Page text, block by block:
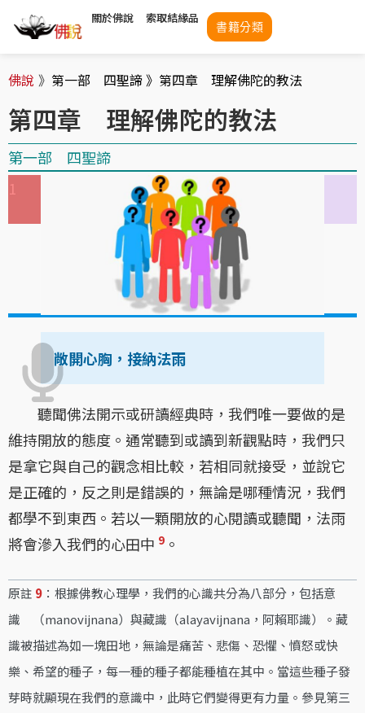
關於佛說 索取結緣品
書籍分類
佛說 》 第一部 四聖諦 》 第四章 理解佛陀的教法
第四章 理解佛陀的教法
第一部 四聖諦
1
1 1
敞開心胸，接納法雨
聽聞佛法開示或研讀經典時，我們唯一要做的是
維持開放的態度。通常聽到或讀到新觀點時，我們只
是拿它與自己的觀念相比較，若相同就接受，並說它
是正確的，反之則是錯誤的，無論是哪種情況，我們
都學不到東西。若以一顆開放的心閱讀或聽聞，法雨
將會滲入我們的心田中 9 。
原註 9 ：根據佛教心理學，我們的心識共分為八部分，包括意
識 （manovijnana）與藏識（alayavijnana，阿賴耶識）。藏
識被描述為如一塊田地，無論是痛苦、悲傷、恐懼、憤怒或快
樂、希望的種子，每一種的種子都能種植在其中。當這些種子發
芽時就顯現在我們的意識中，此時它們變得更有力量。參見第三